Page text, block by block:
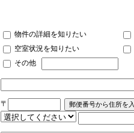
物件の詳細を知りたい
空室状況を知りたい
その他
〒